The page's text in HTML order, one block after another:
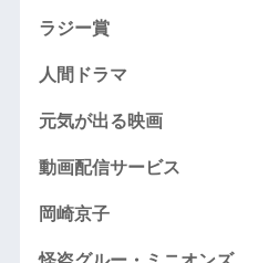
ラジー賞
人間ドラマ
元気が出る映画
動画配信サービス
岡崎京子